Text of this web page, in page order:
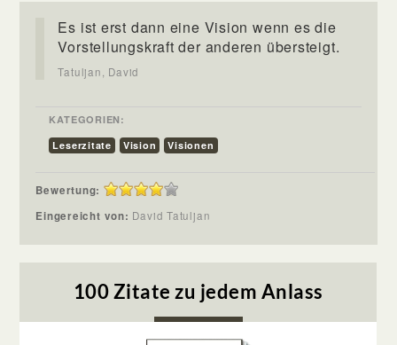
Es ist erst dann eine Vision wenn es die
Vorstellungskraft der anderen übersteigt.
Tatuljan, David
KATEGORIEN:
Leserzitate
Vision Visionen
Bewertung:
Eingereicht von: David Tatuljan